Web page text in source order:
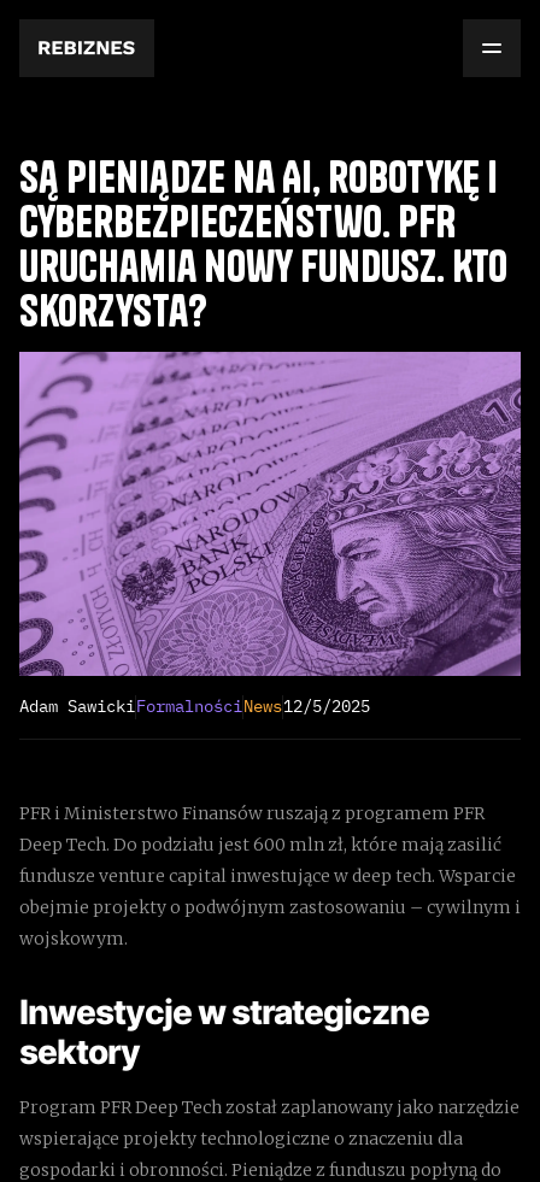
Są pieniądze na AI, robotykę i
cyberbezpieczeństwo. PFR
uruchamia nowy fundusz. Kto
skorzysta?
Adam SawickiFormalnościNews12/5/2025
PFR i Ministerstwo Finansów ruszają z programem PFR
Deep Tech. Do podziału jest 600 mln zł, które mają zasilić
fundusze venture capital inwestujące w deep tech. Wsparcie
obejmie projekty o podwójnym zastosowaniu – cywilnym i
wojskowym.
Inwestycje w strategiczne
sektory
Program PFR Deep Tech został zaplanowany jako narzędzie
wspierające projekty technologiczne o znaczeniu dla
gospodarki i obronności. Pieniądze z funduszu popłyną do